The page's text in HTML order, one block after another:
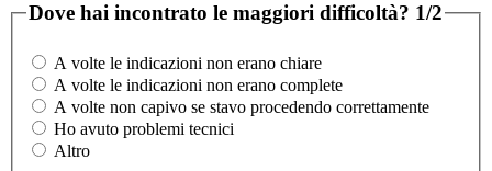
Dove hai incontrato le maggiori difficoltà? 1/2
A volte le indicazioni non erano chiare
A volte le indicazioni non erano complete
A volte non capivo se stavo procedendo correttamente
Ho avuto problemi tecnici
Altro